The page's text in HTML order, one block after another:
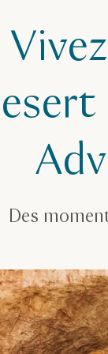
Des